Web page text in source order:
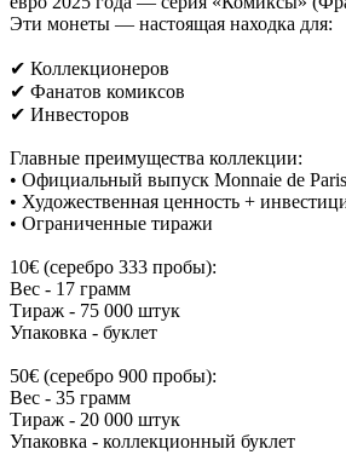
Эти монеты — настоящая находка для:
✔ Коллекционеров
✔ Фанатов комиксов
✔ Инвесторов
Главные преимущества коллекции:
• Официальный выпуск Monnaie de Paris
• Художественная ценность +
• Ограниченные тиражи
10€ (серебро 333 пробы):
Вес - 17 грамм
Тираж - 75 000 штук
Упаковка - буклет
50€ (серебро 900 пробы):
Вес - 35 грамм
Тираж - 20 000 штук
Упаковка - коллекционный буклет